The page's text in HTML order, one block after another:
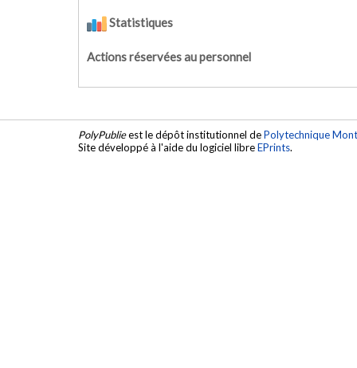
Statistiques
Actions réservées au personnel
PolyPublieest le dépôt institutionnel dePolytechnique
Site développé à l'aide du logiciel libreEPrints.